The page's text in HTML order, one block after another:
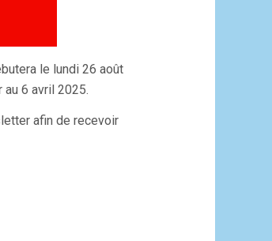
le lundi 26 août
6 avril 2025.
afin de recevoir